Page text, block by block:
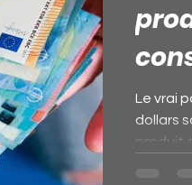
Le vrai
dollars
produit